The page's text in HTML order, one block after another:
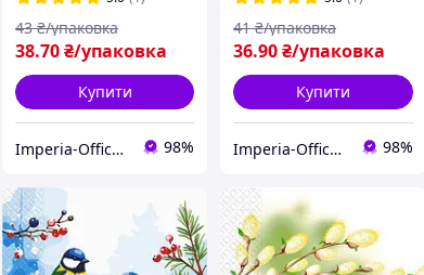
38.70₴/упаковка
43 ₴/упаковка
Купити
Imperia-Office.com 98%
36.90₴/упаковка
41 ₴/упаковка
Купити
Imperia-Office.com 98%